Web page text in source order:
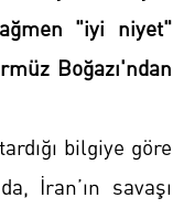
"iyi niyet"
Boğazı'ndan
bilgiye göre
İran’ın savaşı